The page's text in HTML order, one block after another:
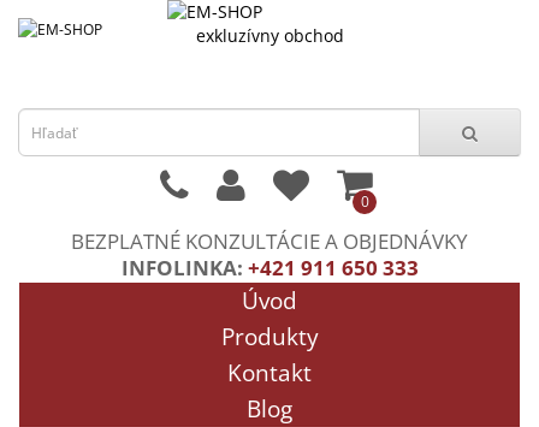
exkluzívny obchod
0
BEZPLATNÉ KONZULTÁCIE A OBJEDNÁVKY
INFOLINKA: +421 911 650 333
Úvod
Produkty
Kontakt
Blog